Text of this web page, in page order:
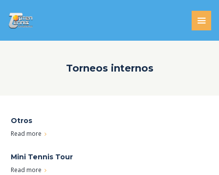
Torneos internos
Otros
Read more
Mini Tennis Tour
Read more